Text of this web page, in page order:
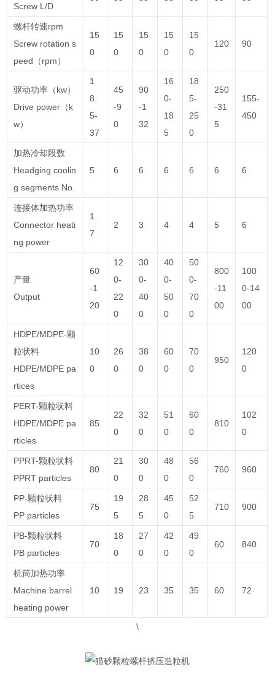
Screw L/D
螺杆转速rpm
Screw rotation s
peed（rpm）
15
0
15
0
15
0
15
0
15
0
120 90
驱动功率（kw）
Drive power（k
w）
1
8.
5-
37
45
-9
0
90
-1
32
16
0-
18
5
18
5-
25
0
250
-31
5
155-
450
加热冷却段数
Headging coolin
g segments No.
5 6 6 6 6 6 6
连接体加热功率
Connector heati
ng power
1.
7
2 3 4 4 5 6
产量
Output
60
-1
20
12
0-
22
0
30
0-
40
0
40
0-
50
0
50
0-
70
0
800
-11
00
100
0-14
00
HDPE/MDPE-颗
粒状料
HDPE/MDPE pa
rtices
10
0
26
0
38
0
60
0
70
0
950
120
0
PERT-颗粒状料
HDPE/MDPE pa
rticles
85
22
0
32
0
51
0
60
0
810
102
0
PPRT-颗粒状料
PPRT particles
80
21
0
30
0
48
0
56
0
760 960
PP-颗粒状料
PP particles
75
19
5
28
5
45
0
52
5
710 900
PB-颗粒状料
PB particles
70
18
0
27
0
42
0
49
0
60 840
机筒加热功率
Machine barrel
heating power
10 19 23 35 35 60 72
\